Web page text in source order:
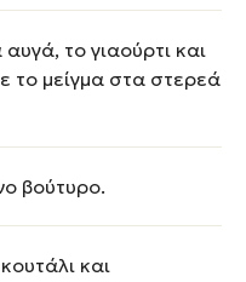
το γιαούρτι και
το μείγμα στα στερεά
βούτυρο.
και